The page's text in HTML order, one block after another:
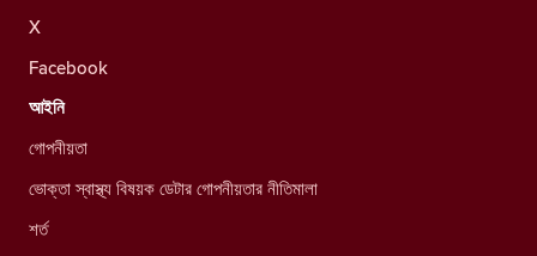
X
Facebook
আইনি
গোপনীয়তা
ভোক্তা স্বাস্থ্য বিষয়ক ডেটার গোপনীয়তার নীতিমালা
শর্ত